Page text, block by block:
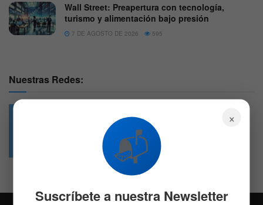
Wall Street: Preapertura con tecnología,
turismo y alimentación bajo presión
7 DE AGOSTO DE 2026 595
Nuestras Redes:
4.7k
Followers
×
📬
Suscríbete a nuestra Newsletter